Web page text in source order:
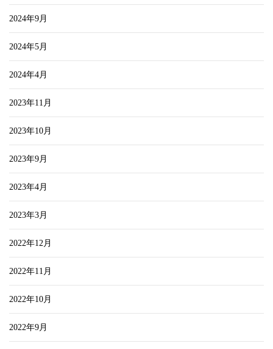
2024年9月
2024年5月
2024年4月
2023年11月
2023年10月
2023年9月
2023年4月
2023年3月
2022年12月
2022年11月
2022年10月
2022年9月